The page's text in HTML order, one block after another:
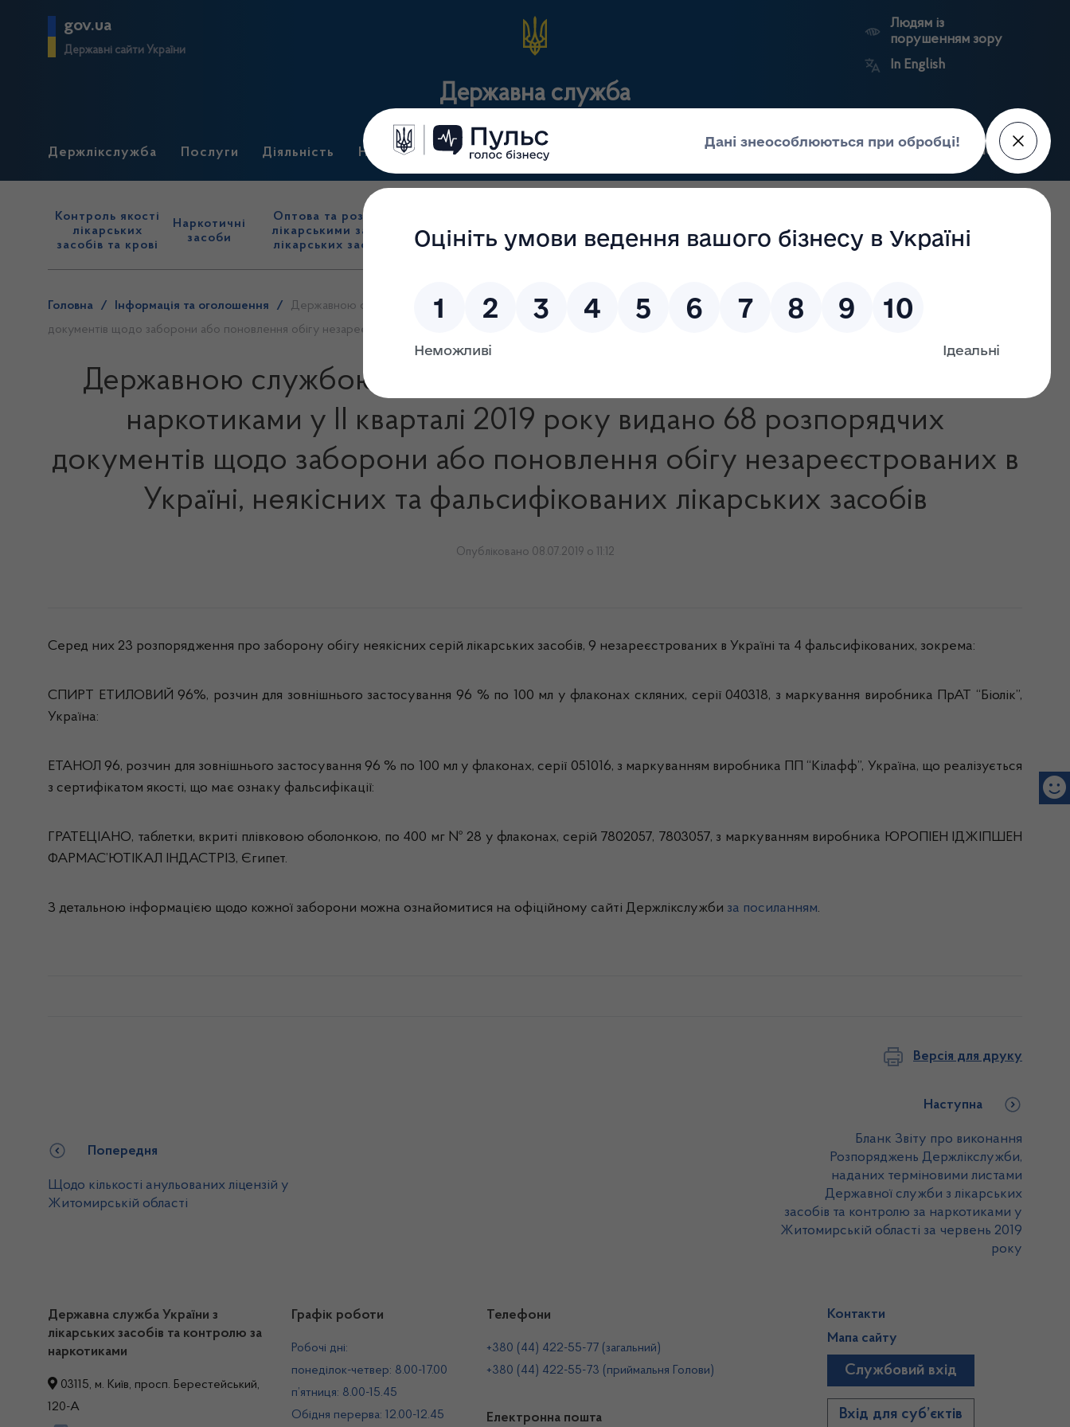
gov.ua
Державні сайти України
Державна служба
Людям із
порушенням зору
In English
Держлікслужба Послуги Діяльність Нормативні документи Для громадськості Прес-центр Пошук
Контроль якості
лікарських
засобів та крові
Наркотичні
засоби
Оптова та роздрібна торгівля
лікарськими засобами, імпорт
лікарських засобів (крім АФІ)
нагляд
(контроль)
засобів, крові та
сертифікація
нагляд
реєстри
портал
Держлікслужби
Головна / Інформація та оголошення /
Державною службою України з лікарських засобів та контролю за наркотиками у ІІ кварталі 2019 року видано 68 розпорядчих
документів щодо заборони або поновлення обігу незареєстрованих в Україні, неякісних та фальсифікованих лікарських засобів
Державною службою України з лікарських засобів та контролю за
наркотиками у ІІ кварталі 2019 року видано 68 розпорядчих
документів щодо заборони або поновлення обігу незареєстрованих в
Україні, неякісних та фальсифікованих лікарських засобів
Опубліковано 08.07.2019 о 11:12
Серед них 23 розпорядження про заборону обігу неякісних серій лікарських засобів, 9 незареєстрованих в Україні та 4 фальсифікованих, зокрема:
СПИРТ ЕТИЛОВИЙ 96%, розчин для зовнішнього застосування 96 % по 100 мл у флаконах скляних, серії 040318, з маркування виробника ПрАТ “Біолік”,
Україна:
ЕТАНОЛ 96, розчин для зовнішнього застосування 96 % по 100 мл у флаконах, серії 051016, з маркуванням виробника ПП “Кілафф”, Україна, що реалізується
з сертифікатом якості, що має ознаку фальсифікації:
ГРАТЕЦІАНО, таблетки, вкриті плівковою оболонкою, по 400 мг № 28 у флаконах, серій 7802057, 7803057, з маркуванням виробника ЮРОПІЕН ІДЖІПШЕН
ФАРМАС’ЮТІКАЛ ІНДАСТРІЗ, Єгипет.
З детальною інформацією щодо кожної заборони можна ознайомитися на офіційному сайті Держлікслужби за посиланням.
Версія для друку
Попередня
Щодо кількості анульованих ліцензій у
Житомирській області
Наступна
Бланк Звіту про виконання
Розпоряджень Держлікслужби,
наданих терміновими листами
Державної служби з лікарських
засобів та контролю за наркотиками у
Житомирській області за червень 2019
року
Державна служба України з
лікарських засобів та контролю за
наркотиками
03115, м. Київ, просп. Берестейський,
120-А
Графік роботи
Робочі дні:
понеділок-четвер: 8.00-17.00
п’ятниця: 8.00-15.45
Обідня перерва: 12.00-12.45
Телефони
+380 (44) 422-55-77 (загальний)
+380 (44) 422-55-73 (приймальня Голови)
Електронна пошта
Контакти
Мапа сайту
Службовий вхід
Вхід для суб’єктів